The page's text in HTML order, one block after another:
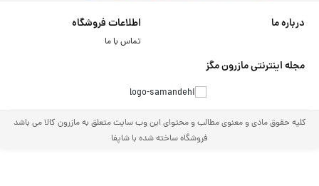
درباره ما اطلاعات فروشگاه
تماس با ما
مجله اینترنتی مازرون مگز
کلیه حقوق مادی و معنوی مطالب و محتوای این وب سایت متعلق به مازرون کالا می باشد
فروشگاه ساخته شده با شاپفا